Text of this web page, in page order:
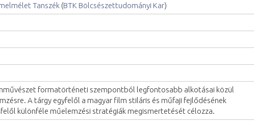
Tanszék (BTK Bölcsészettudományi Kar)
formatörténeti szempontból legfontosabb alkotásai közül
A tárgy egyfelől a magyar film stiláris és műfaji fejlődésének
különféle műelemzési stratégiák megismertetését célozza.